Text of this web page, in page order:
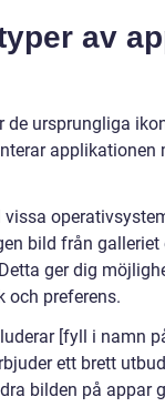
av
de ursprungliga
bild från
ger dig
och preferens.
[fyll i namn
ett brett
bilden på appar